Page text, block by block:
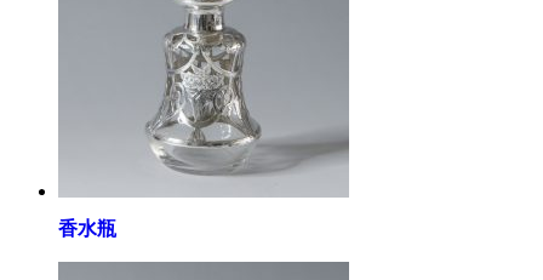
香水瓶